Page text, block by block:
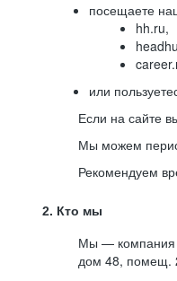
посещаете
hh.ru,
или
Если на сайте
Мы можем
Рекомендуем
2. Кто мы
Мы — компания
дом 48, помещ.